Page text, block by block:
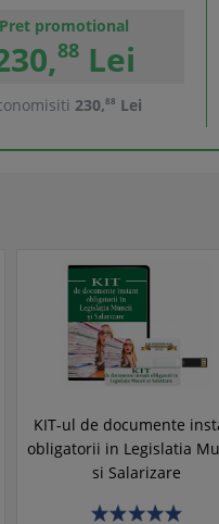
Pret promotional
88 Lei
230,88 Lei
KIT-ul de documente
obligatorii in Legislatia
si Salarizare